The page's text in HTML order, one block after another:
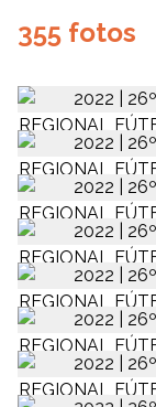
355 fotos